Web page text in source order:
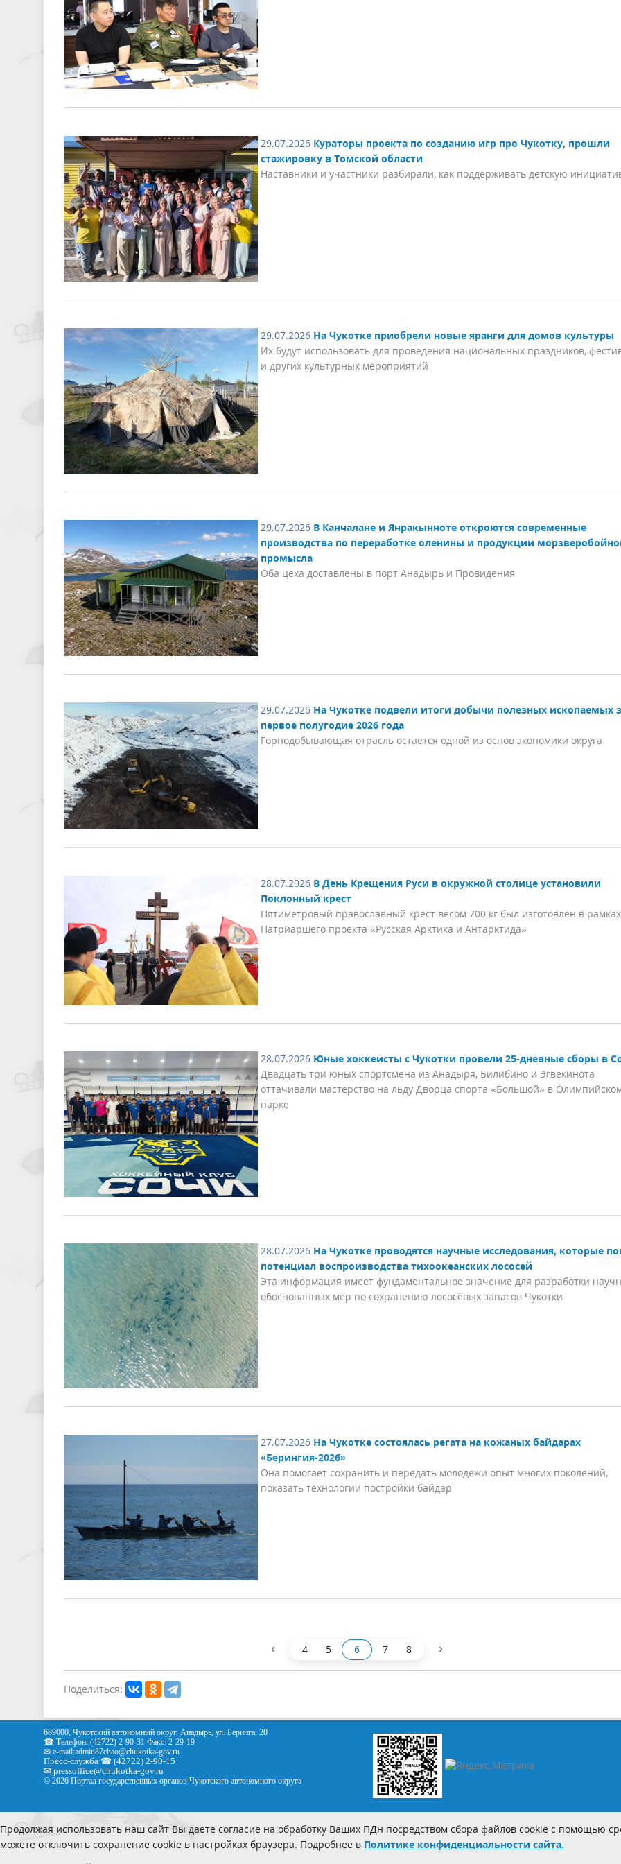
29.07.2026 Кураторы проекта по созданию игр про Чукотку, прошли
стажировку в Томской области
Наставники и участники разбирали, как поддерживать детскую
29.07.2026 На Чукотке приобрели новые яранги для домов культуры
Их будут использовать для проведения национальных праздников,
и других культурных мероприятий
29.07.2026 В Канчалане и Янракынноте откроются современные
производства по переработке оленины и продукции
промысла
Оба цеха доставлены в порт Анадырь и Провидения
29.07.2026 На Чукотке подвели итоги добычи полезных ископаемых
первое полугодие 2026 года
Горнодобывающая отрасль остается одной из основ экономики округа
28.07.2026 В День Крещения Руси в окружной столице установили
Поклонный крест
Пятиметровый православный крест весом 700 кг был изготовлен в рамках
Патриаршего проекта «Русская Арктика и Антарктида»
28.07.2026 Юные хоккеисты с Чукотки провели 25-дневные сборы в
Двадцать три юных спортсмена из Анадыря, Билибино и Эгвекинота
оттачивали мастерство на льду Дворца спорта «Большой» в
парке
28.07.2026 На Чукотке проводятся научные исследования, которые
потенциал воспроизводства тихоокеанских лососей
Эта информация имеет фундаментальное значение для разработки
обоснованных мер по сохранению лососёвых запасов Чукотки
27.07.2026 На Чукотке состоялась регата на кожаных байдарах
«Берингия-2026»
Она помогает сохранить и передать молодежи опыт многих поколений,
показать технологии постройки байдар
‹ 4 5 6 7 8 ›
Поделиться:
689000, Чукотский автономный округ, Анадырь, ул. Беринга, 20
☎ Телефон: (42722) 2-90-31 Факс: 2-29-19
✉ e-mail:admin87chao@chukotka-gov.ru
Пресс-служба ☎ (42722) 2-90-15
✉ pressoffice@chukotka-gov.ru
© 2026 Портал государственных органов Чукотского автономного округа
Продолжая использовать наш сайт Вы даете согласие на обработку Ваших ПДн посредством сбора файлов cookie с помощью
можете отключить сохранение cookie в настройках браузера. Подробнее в Политике конфиденциальности сайта.